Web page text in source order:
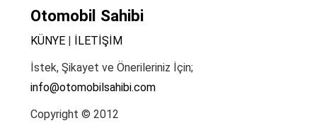
Otomobil Sahibi
KÜNYE|
İLETİŞİM
İstek, Şikayet ve Önerileriniz İçin;
info@otomobilsahibi.com
Copyright © 2012